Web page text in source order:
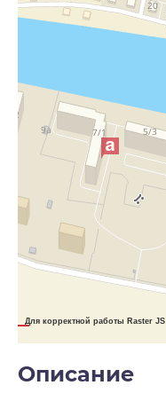
Для корректной работы Raster
Описание